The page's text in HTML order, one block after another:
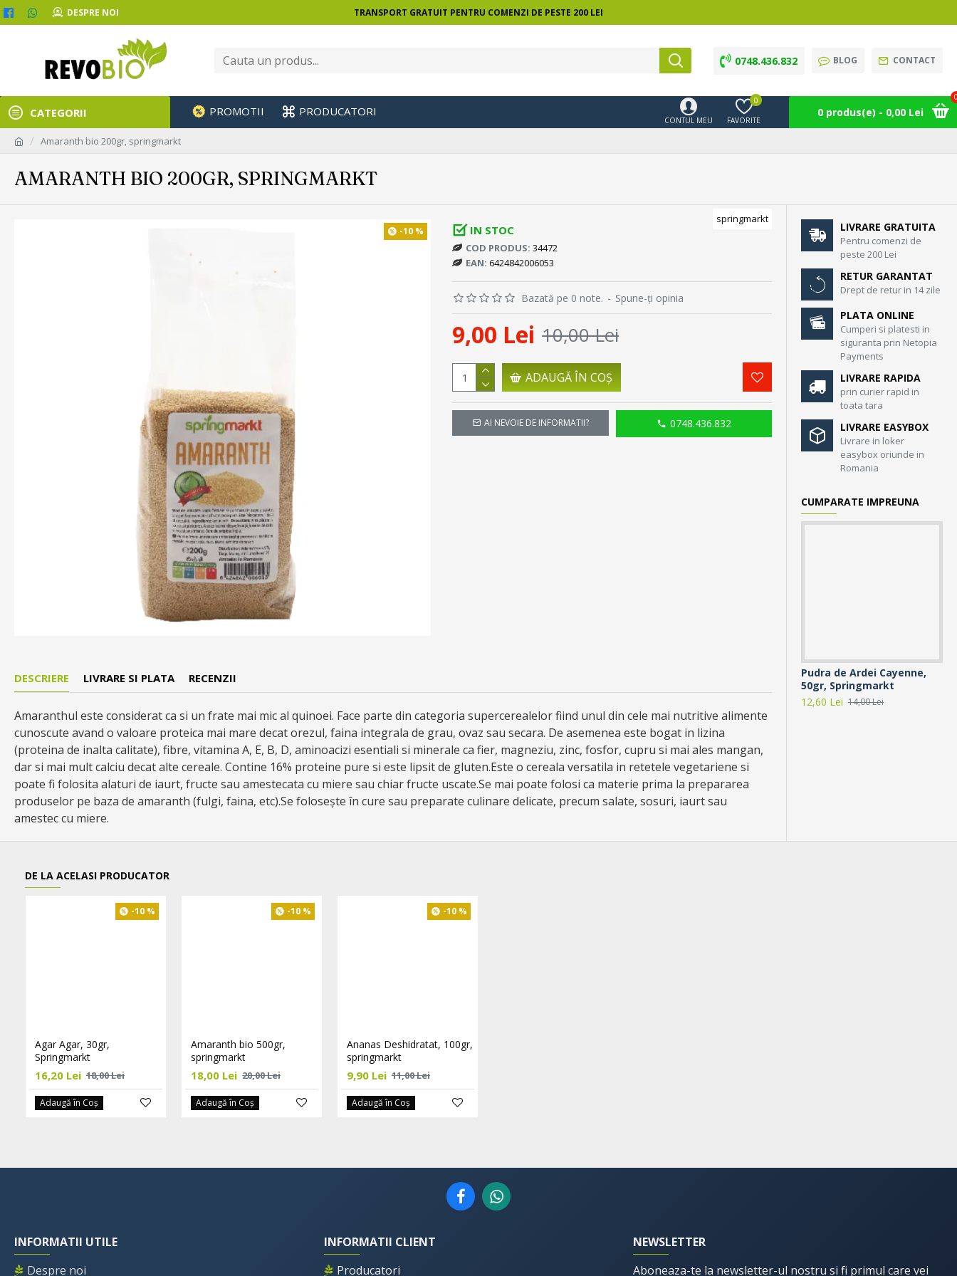
DESPRE NOI TRANSPORT GRATUIT PENTRU COMENZI DE PESTE 200 LEI
0748.436.832 BLOG CONTACT
CATEGORII PROMOTII PRODUCATORI
CONTUL MEU FAVORITE
0
0 produs(e) - 0,00 Lei
Amaranth bio 200gr, springmarkt
AMARANTH BIO 200GR, SPRINGMARKT
-10 % IN STOC
COD PRODUS: 34472
EAN: 6424842006053
springmarkt
Bazată pe 0 note. - Spune-ţi opinia
9,00 Lei 10,00 Lei
ADAUGĂ ÎN COŞ
AI NEVOIE DE INFORMATII? 0748.436.832
DESCRIERE LIVRARE SI PLATA RECENZII
Amaranthul este considerat ca si un frate mai mic al quinoei. Face parte din categoria supercerealelor fiind unul din cele mai nutritive alimente
cunoscute avand o valoare proteica mai mare decat orezul, faina integrala de grau, ovaz sau secara. De asemenea este bogat in lizina
(proteina de inalta calitate), fibre, vitamina A, E, B, D, aminoacizi esentiali si minerale ca fier, magneziu, zinc, fosfor, cupru si mai ales mangan,
dar si mai mult calciu decat alte cereale. Contine 16% proteine pure si este lipsit de gluten.Este o cereala versatila in retetele vegetariene si
poate fi folosita alaturi de iaurt, fructe sau amestecata cu miere sau chiar fructe uscate.Se mai poate folosi ca materie prima la prepararea
produselor pe baza de amaranth (fulgi, faina, etc).Se foloseşte în cure sau preparate culinare delicate, precum salate, sosuri, iaurt sau
amestec cu miere.
LIVRARE GRATUITA
Pentru comenzi de
peste 200 Lei
RETUR GARANTAT
Drept de retur in 14 zile
PLATA ONLINE
Cumperi si platesti in
siguranta prin Netopia
Payments
LIVRARE RAPIDA
prin curier rapid in
toata tara
LIVRARE EASYBOX
Livrare in loker
easybox oriunde in
Romania
CUMPARATE IMPREUNA
Pudra de Ardei Cayenne,
50gr, Springmarkt
12,60 Lei 14,00 Lei
DE LA ACELASI PRODUCATOR
-10 %
Agar Agar, 30gr,
Springmarkt
16,20 Lei 18,00 Lei
Adaugă în Coş
-10 %
Amaranth bio 500gr,
springmarkt
18,00 Lei 20,00 Lei
Adaugă în Coş
-10 %
Ananas Deshidratat, 100gr,
springmarkt
9,90 Lei 11,00 Lei
Adaugă în Coş
INFORMATII UTILE
Despre noi
INFORMATII CLIENT
Producatori
NEWSLETTER
Aboneaza-te la newsletter-ul nostru si fi primul care vei